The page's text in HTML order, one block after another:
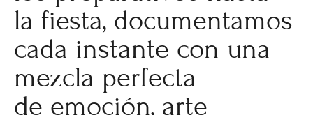
la fiesta, documentamos
cada instante con una
mezcla perfecta
de emoción, arte